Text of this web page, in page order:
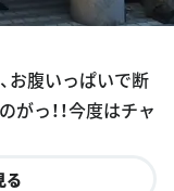
腹いっぱいで断
っ！！今度はチャ